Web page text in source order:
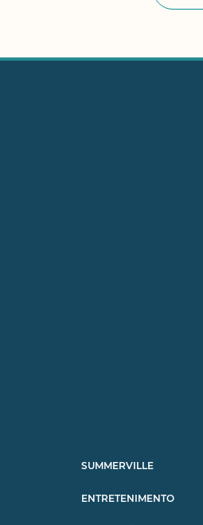
SUMMERVILLE
ENTRETENIMENTO